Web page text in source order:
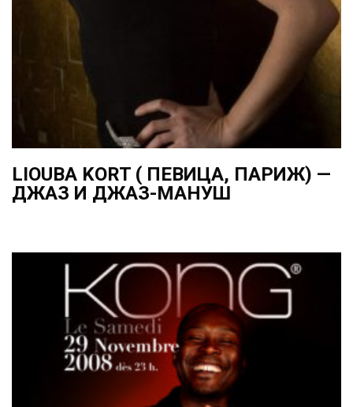
LIOUBA KORT ( ПЕВИЦА, ПАРИЖ) —
ДЖАЗ И ДЖАЗ-МАНУШ